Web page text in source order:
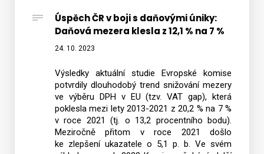
Úspěch ČR v boji s daňovými úniky:
Daňová mezera klesla z 12,1 % na 7 %
24. 10. 2023
Výsledky aktuální studie Evropské komise
potvrdily dlouhodobý trend snižování mezery
ve výběru DPH v EU (tzv. VAT gap), která
poklesla mezi lety 2013-2021 z 20,2 % na 7 %
v roce 2021 (tj. o 13,2 procentního bodu).
Meziročně přitom v roce 2021 došlo
ke zlepšení ukazatele o 5,1 p. b. Ve svém